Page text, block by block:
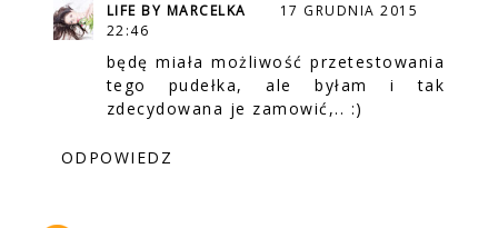
LIFE BY MARCELKA
17 GRUDNIA 2015
22:46
będę miała możliwość przetestowania
tego pudełka, ale byłam i tak
zdecydowana je zamowić,.. :)
ODPOWIEDZ